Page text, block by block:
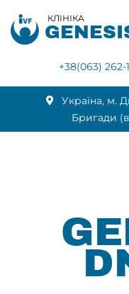
КЛІНІКА
+38(063) 262-
Українa, м.
Бригади